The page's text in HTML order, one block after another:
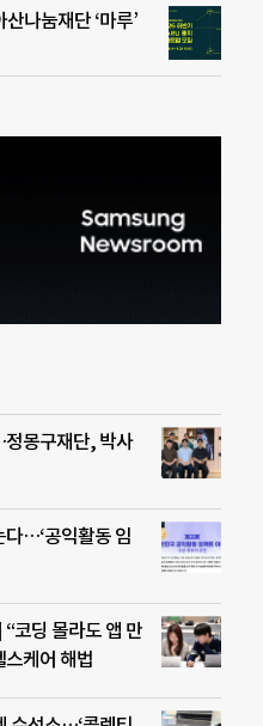
나눔재단 ‘마루’
몽구재단, 박사
다…‘공익활동 임
코딩 몰라도 앱 만
케어 해법